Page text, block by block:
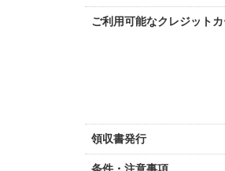
ご利用可能なクレジットカ
領収書発行